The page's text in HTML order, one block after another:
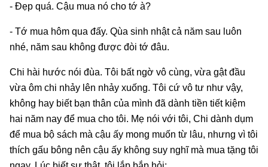
- Đẹp quá. Cậu mua nó cho tớ à?
- Tớ mua hôm qua đấy. Qùa sinh nhật cả năm sau luôn
nhé, năm sau không được đòi tớ đâu.
Chi hài hước nói đùa. Tôi bất ngờ vô cùng, vừa gật đầu
vừa ôm chi nhảy lên nhảy xuống. Tôi cứ vô tư như vậy,
không hay biết bạn thân của mình đã dành tiền tiết kiệm
hai năm nay để mua cho tôi. Mẹ nói với tôi, Chi dành dụm
để mua bộ sách mà cậu ấy mong muốn từ lâu, nhưng vì tôi
thích gấu bông nên cậu ấy không suy nghĩ mà mua tặng tôi